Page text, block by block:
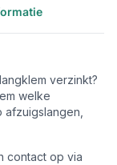
verzinkt?
welke
contact op via